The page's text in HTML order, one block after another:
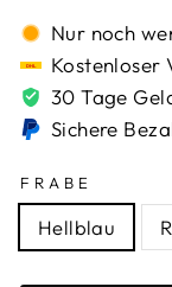
Nur noch
Kostenloser
30 Tage
Sichere
FRABE
Hellblau